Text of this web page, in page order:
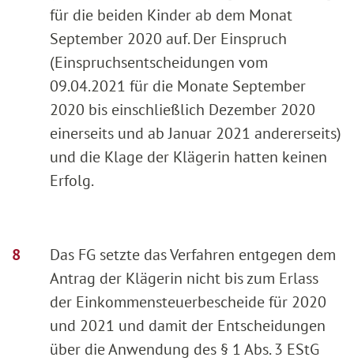
für die beiden Kinder ab dem Monat
September 2020 auf. Der Einspruch
(Einspruchsentscheidungen vom
09.04.2021 für die Monate September
2020 bis einschließlich Dezember 2020
einerseits und ab Januar 2021 andererseits)
und die Klage der Klägerin hatten keinen
Erfolg.
Das FG setzte das Verfahren entgegen dem
Antrag der Klägerin nicht bis zum Erlass
der Einkommensteuerbescheide für 2020
und 2021 und damit der Entscheidungen
über die Anwendung des § 1 Abs. 3 EStG